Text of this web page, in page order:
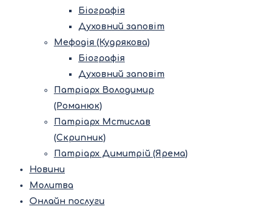
Біографія
Духовний заповіт
Мефодія (Кудрякова)
Біографія
Духовний заповіт
Патріарх Володимир
(Романюк)
Патріарх Мстислав
(Скрипник)
Патріарх Димитрій (Ярема)
Новини
Молитва
Онлайн послуги